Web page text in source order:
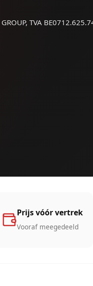
TVA
Prijs vóór vertrek
Vooraf meegedeeld